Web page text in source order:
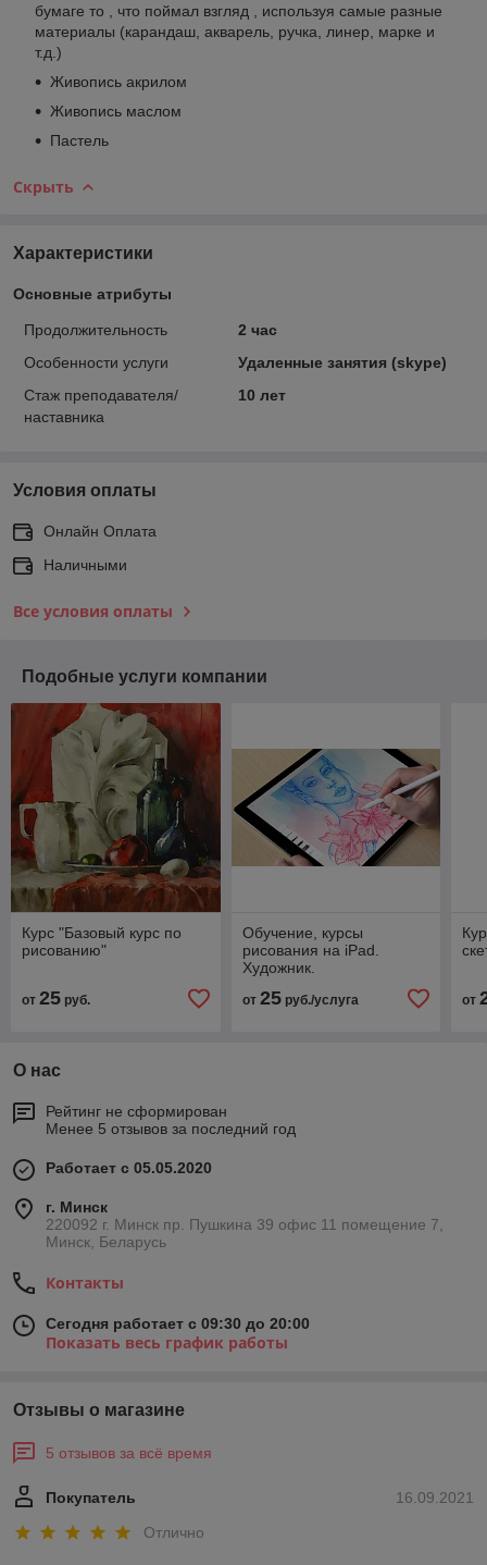
бумаге то , что поймал взгляд , используя самые разные
материалы (карандаш, акварель, ручка, линер, марке и
т.д.)
Живопись акрилом
Живопись маслом
Пастель
Скрыть
Характеристики
Основные атрибуты
Продолжительность
2 час
Особенности услуги
Удаленные занятия (skype)
Стаж преподавателя/
наставника
10 лет
Условия оплаты
Онлайн Оплата
Наличными
Все условия оплаты
Подобные услуги компании
Курс "Базовый курс по
рисованию"
от 25 руб.
Обучение, курсы
рисования на iPad.
Художник.
от 25руб./услуга от
О нас
Рейтинг не сформирован
Менее 5 отзывов за последний год
Работает с 05.05.2020
г. Минск
220092 г. Минск пр. Пушкина 39 офис 11 помещение 7,
Минск, Беларусь
Контакты
Сегодня работает с 09:30 до 20:00
Показать весь график работы
Отзывы о магазине
5 отзывов за всё время
16.09.2021
Покупатель
Отлично